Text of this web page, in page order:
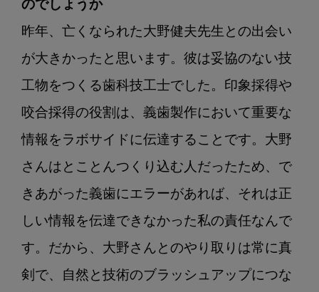
のでしょうか
昨年、亡くなられた大野健夫先生との出会い
が大きかったと思います。彼は妥協のない技
工物をつくる歯科技工士でした。印象採得や
咬合採得の役割は、義歯製作において重要な
情報をラボサイドに伝達することです。大野
さんはとことんつくり込む人だったため、で
きあがった義歯にエラーがあれば、それは正
しい情報を伝達できなかった私の責任なんで
す。だから、大野さんとのやり取りは常に真
剣で、自然と技術のブラッシュアップにつな